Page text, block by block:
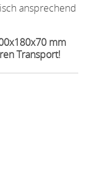
ansprechend
mm
Transport!